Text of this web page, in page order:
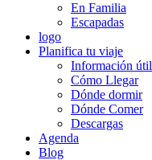
En Familia
Escapadas
logo
Planifica tu viaje
Información útil
Cómo Llegar
Dónde dormir
Dónde Comer
Descargas
Agenda
Blog